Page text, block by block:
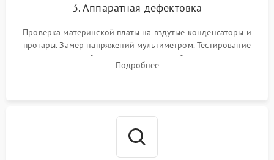
3. Аппаратная дефектовка
Проверка материнской платы на вздутые конденсаторы и
прогары. Замер напряжений мультиметром. Тестирование
оперативной памяти и накопителей с помощью
диагностического ПО для выявления сбойных секторов и
Подробнее